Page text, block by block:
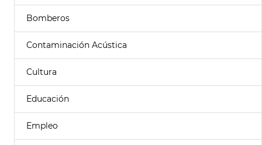
Bomberos
Contaminación Acústica
Cultura
Educación
Empleo